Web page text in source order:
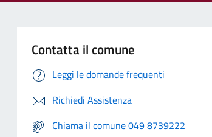
Contatta il comune
Leggi le domande frequenti
Richiedi Assistenza
Chiama il comune 049 8739222